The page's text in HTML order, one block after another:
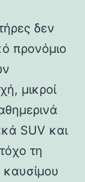
δεν
προνόμιο
μικροί
SUV και
τη
καυσίμου